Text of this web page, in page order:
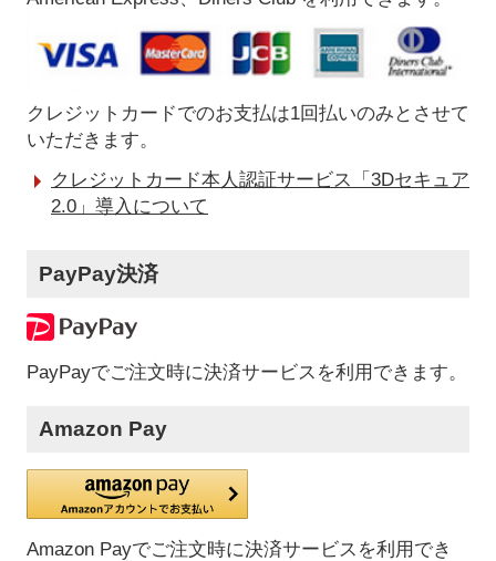
クレジットカードでのお支払は1回払いのみとさせて
いただきます。
クレジットカード本人認証サービス「3Dセキュア
2.0」導入について
PayPay決済
PayPayでご注文時に決済サービスを利用できます。
Amazon Pay
Amazon Payでご注文時に決済サービスを利用でき